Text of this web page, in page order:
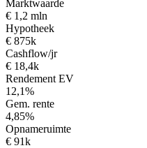
Marktwaarde
€ 1,2 mln
Hypotheek
€ 875k
Cashflow/jr
€ 18,4k
Rendement EV
12,1%
Gem. rente
4,85%
Opnameruimte
€ 91k